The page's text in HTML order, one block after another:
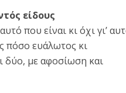
είδους
που είναι κι όχι γι’
πόσο ευάλωτος κι
δύο, με αφοσίωση και